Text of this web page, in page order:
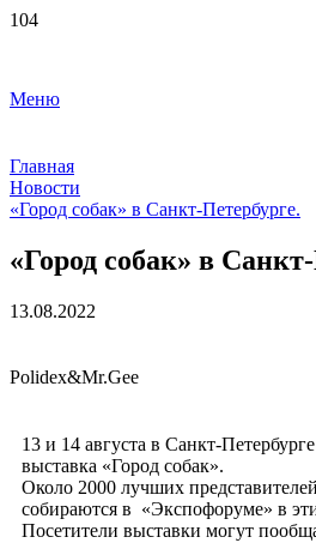
Меню
Главная
Новости
«Город собак» в Санкт-Петербурге.
«Город собак» в
13.08.2022
Polidex&Mr.Gee
13 и 14 августа в Санкт-
выставка «Город собак».
Около 2000 лучших
собираются в «Экспофоруме» в
Посетители выставки могут